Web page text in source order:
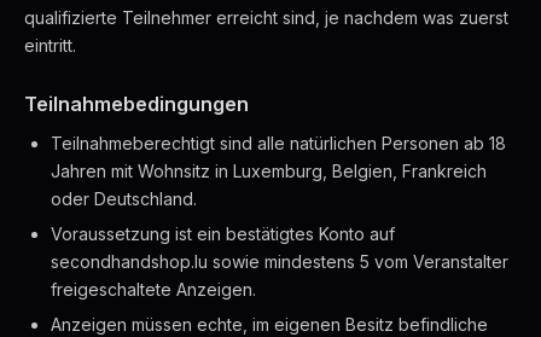
qualifizierte Teilnehmer erreicht sind, je nachdem was zuerst
eintritt.
Teilnahmebedingungen
Teilnahmeberechtigt sind alle natürlichen Personen ab 18
Jahren mit Wohnsitz in Luxemburg, Belgien, Frankreich
oder Deutschland.
Voraussetzung ist ein bestätigtes Konto auf
secondhandshop.lu sowie mindestens 5 vom Veranstalter
freigeschaltete Anzeigen.
Anzeigen müssen echte, im eigenen Besitz befindliche